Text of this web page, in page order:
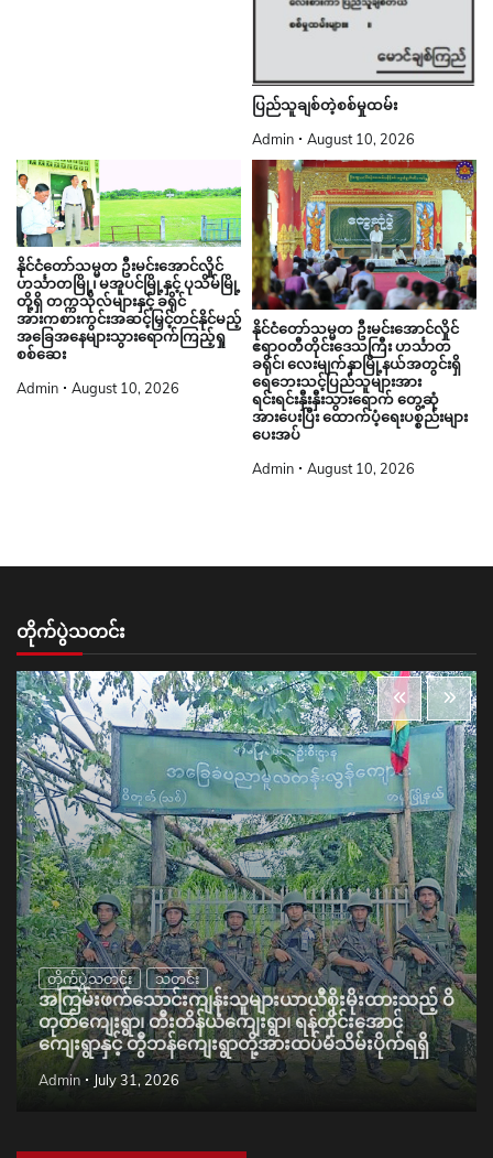
ပြည်သူချစ်တဲ့စစ်မှုထမ်း
Admin August 10, 2026
နိုင်ငံတော်သမ္မတ ဦးမင်းအောင်လှိုင်
ဟင်္သာတမြို့၊ မအူပင်မြို့နှင့် ပုသိမ်မြို့
တို့ရှိ တက္ကသိုလ်များနှင့် ခရိုင်
အားကစားကွင်းအဆင့်မြှင့်တင်နိုင်မည့်
အခြေအနေများသွားရောက်ကြည့်ရှု
စစ်ဆေး
Admin August 10, 2026
နိုင်ငံတော်သမ္မတ ဦးမင်းအောင်လှိုင်
ဧရာဝတီတိုင်းဒေသကြီး ဟင်္သာတ
ခရိုင်၊ လေးမျက်နှာမြို့နယ်အတွင်းရှိ
ရေဘေးသင့်ပြည်သူများအား
ရင်းရင်းနှီးနှီးသွားရောက် တွေ့ဆုံ
အားပေးပြီး ထောက်ပံ့ရေးပစ္စည်းများ
ပေးအပ်
Admin August 10, 2026
တိုက်ပွဲသတင်း
တိုက်ပွဲသတင်း သတင်း
အကြမ်းဖက်သောင်းကျန်းသူများယာယီစိုးမိုးထားသည့် ဝိ
တုတ်ကျေးရွာ၊ တီးတိန်ယံကျေးရွာ၊ ရန်တိုင်းအောင်
ကျေးရွာနှင့် တွီဘန်ကျေးရွာတို့အားထပ်မံသိမ်းပိုက်ရရှိ
Admin July 31, 2026